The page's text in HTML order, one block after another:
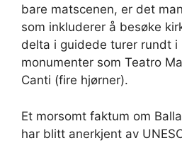
bare matscenen, er det
som inkluderer å besøke
delta i guidede turer rundt
monumenter som Teatro
Canti (fire hjørner).
Et morsomt faktum om
har blitt anerkjent av